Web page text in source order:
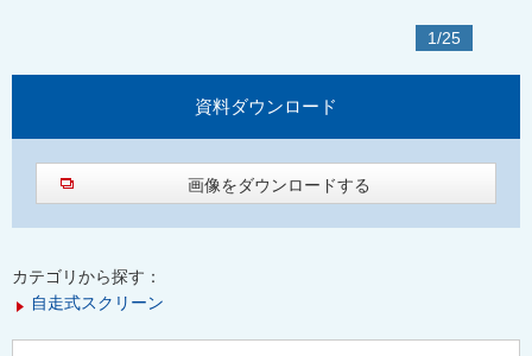
1/25
資料ダウンロード
画像をダウンロードする
カテゴリから探す：
自走式スクリーン